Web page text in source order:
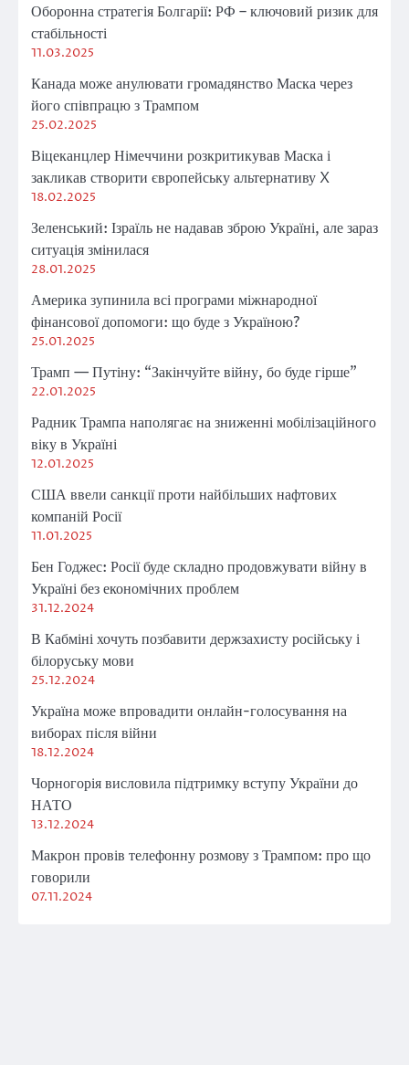
Оборонна стратегія Болгарії: РФ – ключовий ризик для
стабільності
11.03.2025
Канада може анулювати громадянство Маска через
його співпрацю з Трампом
25.02.2025
Віцеканцлер Німеччини розкритикував Маска і
закликав створити європейську альтернативу X
18.02.2025
Зеленський: Ізраїль не надавав зброю Україні, але зараз
ситуація змінилася
28.01.2025
Америка зупинила всі програми міжнародної
фінансової допомоги: що буде з Україною?
25.01.2025
Трамп — Путіну: “Закінчуйте війну, бо буде гірше”
22.01.2025
Радник Трампа наполягає на зниженні мобілізаційного
віку в Україні
12.01.2025
США ввели санкції проти найбільших нафтових
компаній Росії
11.01.2025
Бен Годжес: Росії буде складно продовжувати війну в
Україні без економічних проблем
31.12.2024
В Кабміні хочуть позбавити держзахисту російську і
білоруську мови
25.12.2024
Україна може впровадити онлайн-голосування на
виборах після війни
18.12.2024
Чорногорія висловила підтримку вступу України до
НАТО
13.12.2024
Макрон провів телефонну розмову з Трампом: про що
говорили
07.11.2024